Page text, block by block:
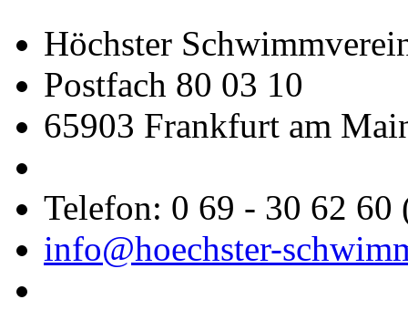
Höchster
Postfach 80 03 10
65903 Frankfurt am
Telefon: 0 69 - 30 62 60
info@hoechster-